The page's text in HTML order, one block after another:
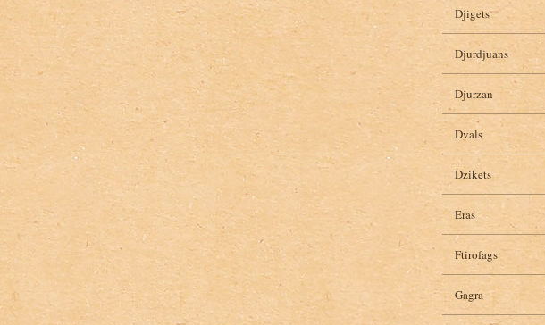
Djigets
Djurdjuans
Djurzan
Dvals
Dzikets
Eras
Ftirofags
Gagra